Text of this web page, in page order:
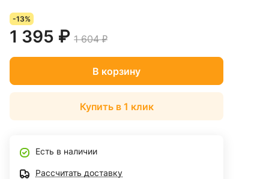
-13%
1 395 ₽ 1 604 ₽
В корзину
Купить в 1 клик
Есть в наличии
Рассчитать доставку